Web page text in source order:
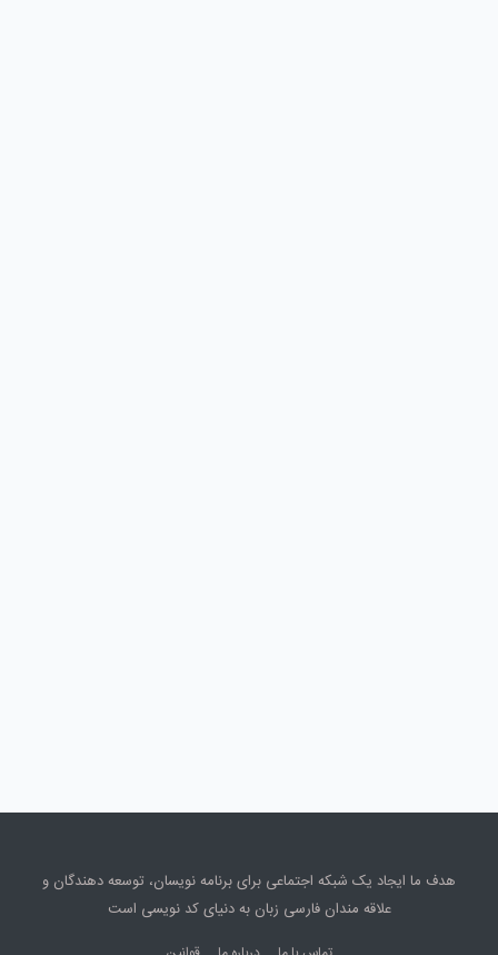
هدف ما ایجاد یک شبکه اجتماعی برای برنامه نویسان، توسعه دهندگان و
علاقه مندان فارسی زبان به دنیای کد نویسی است